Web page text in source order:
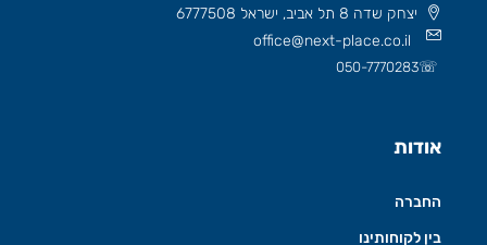
יצחק שדה 8 תל אביב, ישראל 6777508
office@next-place.co.il
☏
050-7770283
אודות
החברה
בין לקוחותינו